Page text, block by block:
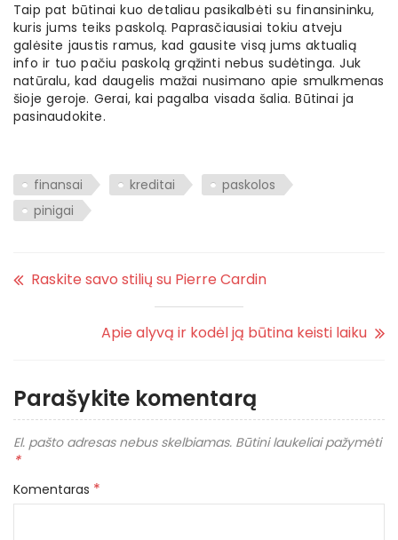
Taip pat būtinai kuo detaliau pasikalbėti su finansininku,
kuris jums teiks paskolą. Paprasčiausiai tokiu atveju
galėsite jaustis ramus, kad gausite visą jums aktualią
info ir tuo pačiu paskolą grąžinti nebus sudėtinga. Juk
natūralu, kad daugelis mažai nusimano apie smulkmenas
šioje geroje. Gerai, kai pagalba visada šalia. Būtinai ja
pasinaudokite.
finansai kreditai
paskolos
pinigai
Raskite savo stilių su Pierre Cardin
Apie alyvą ir kodėl ją būtina keisti laiku
Parašykite komentarą
El. pašto adresas nebus skelbiamas. Būtini laukeliai pažymėti
*
Komentaras *